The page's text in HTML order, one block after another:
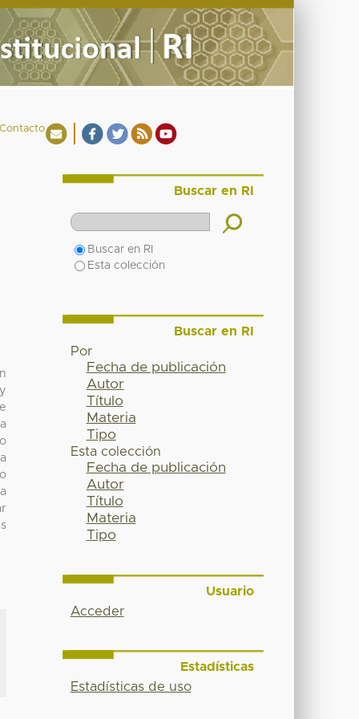
Buscar en RI
Buscar en RI
Esta colección
Buscar en RI
Por
Fecha de publicación
Autor
Título
Materia
Tipo
Esta colección
Fecha de publicación
Autor
Título
Materia
Tipo
Usuario
Acceder
Estadísticas
Estadísticas de uso